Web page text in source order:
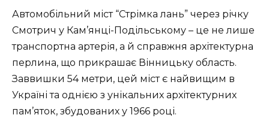
Автомобільний міст “Стрімка лань” через річку
Смотрич у Кам’янці-Подільському – це не лише
транспортна артерія, а й справжня архітектурна
перлина, що прикрашає Вінницьку область.
Заввишки 54 метри, цей міст є найвищим в
Україні та однією з унікальних архітектурних
пам’яток, збудованих у 1966 році.